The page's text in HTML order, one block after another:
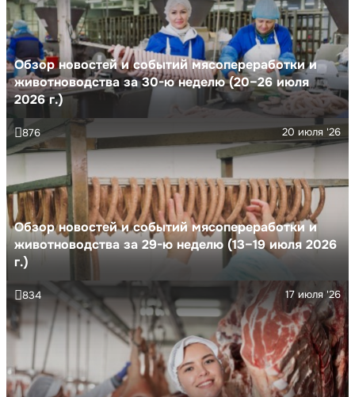
Обзор новостей и событий мясопереработки и
животноводства за 30-ю неделю (20–26 июля
2026 г.)
Обзор новостей и событий мясопереработки и
животноводства за 29-ю неделю (13–19 июля 2026
г.)
20 июля '26
876
17 июля '26
834